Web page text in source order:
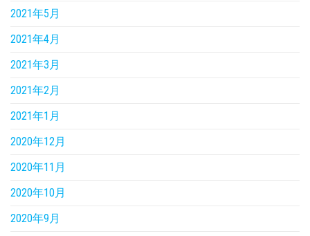
2021年5月
2021年4月
2021年3月
2021年2月
2021年1月
2020年12月
2020年11月
2020年10月
2020年9月